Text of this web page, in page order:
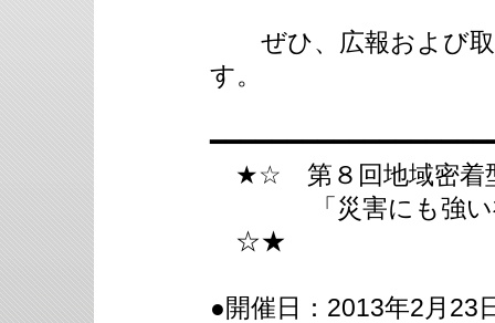
ぜひ、広報および取
す。
★☆ 第８回地域密着型
「災害にも強い福
☆★
●開催日：2013年2月23